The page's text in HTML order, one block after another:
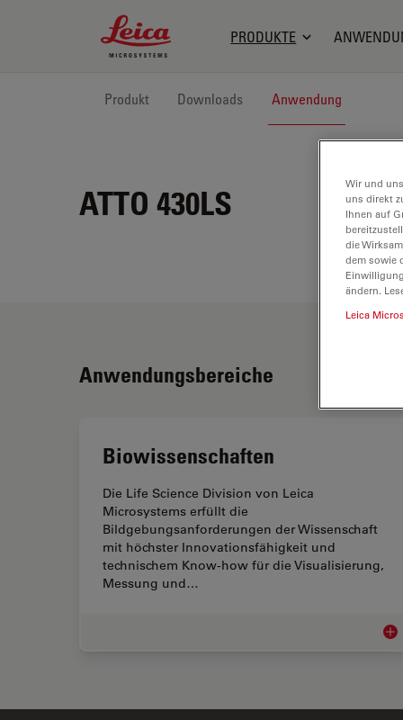
Leica Microsystems Logo
PRODUKTE
Produkt Downloads Anwendung
ATTO 430LS
Anwendungsbereiche
Biowissenschaften
Die Life Science Division von Leica
Microsystems erfüllt die
Bildgebungsanforderungen der Wissenschaft
mit höchster Innovationsfähigkeit und
technischem Know-how für die Visualisierung,
Messung und…
Wir und
uns direkt
Ihnen auf
die
dem sowie
ändern.
Leica